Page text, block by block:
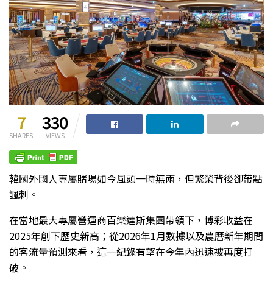
7
SHARES
330
VIEWS
韓國外國人專屬賭場如今風頭一時無兩，但繁榮背後卻帶點
諷刺。
在當地最大專屬營運商百樂達斯集團帶領下，博彩收益在
2025年創下歷史新高；從2026年1月數據以及農曆新年期間
的客流量預測來看，這一紀錄有望在今年內迅速被再度打
破。